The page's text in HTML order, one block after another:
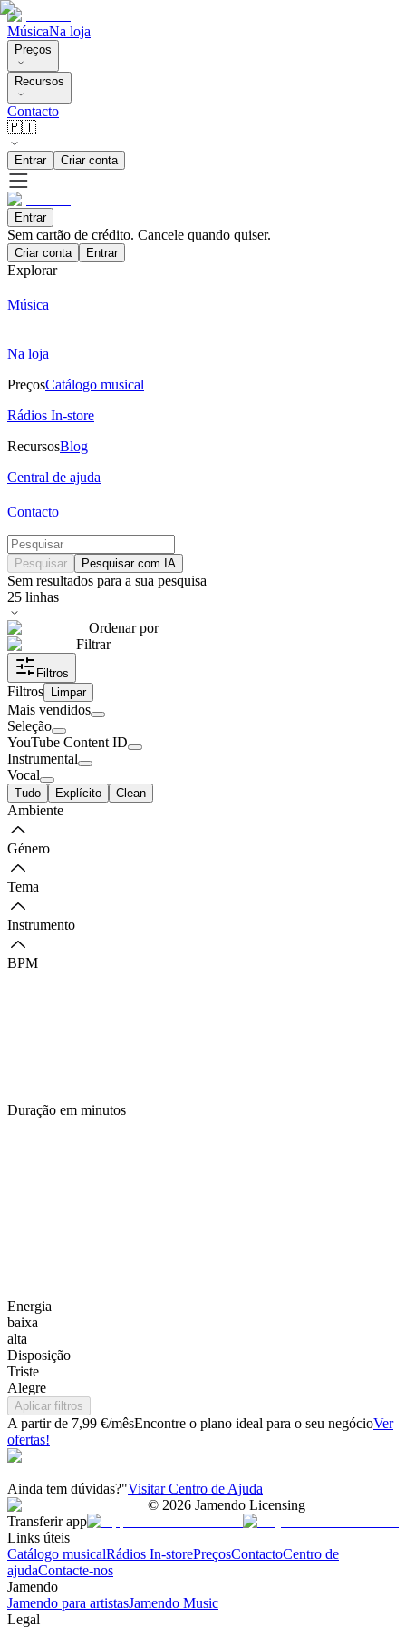
MúsicaNa loja
Preços
Recursos
Contacto
🇵🇹
Entrar Criar conta
Entrar
Sem cartão de crédito. Cancele quando quiser.
Criar conta Entrar
Explorar
Música
Na loja
PreçosCatálogo musical
Rádios In-store
RecursosBlog
Central de ajuda
Contacto
Pesquisar Pesquisar com IA
Sem resultados para a sua pesquisa
25 linhas
Ordenar por
Filtrar
Filtros
Filtros Limpar
Mais vendidos
Seleção
YouTube Content ID
Instrumental
Vocal
Tudo Explícito Clean
Ambiente
Género
Tema
Instrumento
BPM
Duração em minutos
Energia
baixa
alta
Disposição
Triste
Alegre
Aplicar filtros
A partir de 7,99 €/mêsEncontre o plano ideal para o seu negócioVer
ofertas!
Ainda tem dúvidas?"Visitar Centro de Ajuda
© 2026 Jamendo Licensing
Transferir app
Links úteis
Catálogo musicalRádios In-storePreçosContactoCentro de
ajudaContacte-nos
Jamendo
Jamendo para artistasJamendo Music
Legal